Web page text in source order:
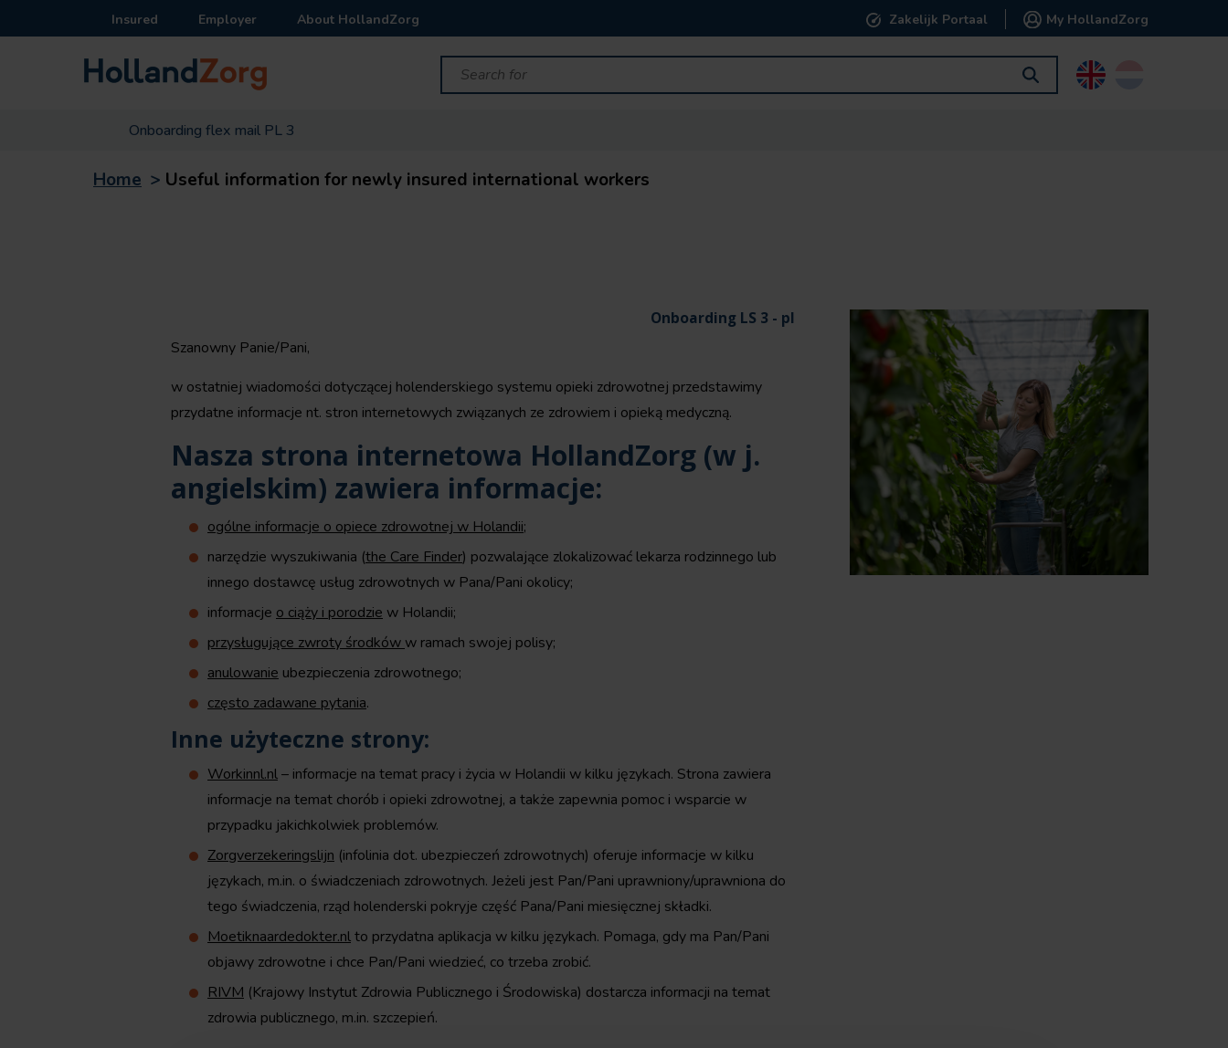
Insured Employer About HollandZorg Zakelijk Portaal My HollandZorg
English
Onboarding flex mail PL 3
Home > Useful information for newly insured international workers
Onboarding LS 3 - pl
Szanowny Panie/Pani,
w ostatniej wiadomości dotyczącej holenderskiego systemu opieki zdrowotnej przedstawimy
przydatne informacje nt. stron internetowych związanych ze zdrowiem i opieką medyczną.
Nasza strona internetowa HollandZorg (w j.
angielskim) zawiera informacje:
ogólne informacje o opiece zdrowotnej w Holandii;
narzędzie wyszukiwania (the Care Finder) pozwalające zlokalizować lekarza rodzinnego lub
innego dostawcę usług zdrowotnych w Pana/Pani okolicy;
informacje o ciąży i porodzie w Holandii;
przysługujące zwroty środków w ramach swojej polisy;
anulowanie ubezpieczenia zdrowotnego;
często zadawane pytania.
Inne użyteczne strony:
Workinnl.nl– informacje na temat pracy i życia w Holandii w kilku językach. Strona zawiera
informacje na temat chorób i opieki zdrowotnej, a także zapewnia pomoc i wsparcie w
przypadku jakichkolwiek problemów.
Zorgverzekeringslijn (infolinia dot. ubezpieczeń zdrowotnych) oferuje informacje w kilku
językach, m.in. o świadczeniach zdrowotnych. Jeżeli jest Pan/Pani uprawniony/uprawniona do
tego świadczenia, rząd holenderski pokryje część Pana/Pani miesięcznej składki.
Moetiknaardedokter.nlto przydatna aplikacja w kilku językach. Pomaga, gdy ma Pan/Pani
objawy zdrowotne i chce Pan/Pani wiedzieć, co trzeba zrobić.
RIVM (Krajowy Instytut Zdrowia Publicznego i Środowiska) dostarcza informacji na temat
zdrowia publicznego, m.in. szczepień.